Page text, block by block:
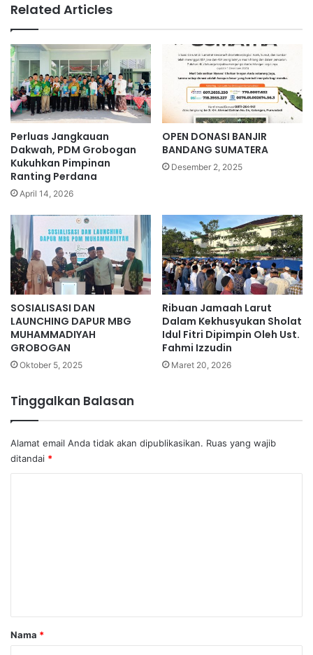
Related Articles
Perluas Jangkauan
Dakwah, PDM Grobogan
Kukuhkan Pimpinan
Ranting Perdana
April 14, 2026
OPEN DONASI BANJIR
BANDANG SUMATERA
Desember 2, 2025
SOSIALISASI DAN
LAUNCHING DAPUR MBG
MUHAMMADIYAH
GROBOGAN
Oktober 5, 2025
Ribuan Jamaah Larut
Dalam Kekhusyukan Sholat
Idul Fitri Dipimpin Oleh Ust.
Fahmi Izzudin
Maret 20, 2026
Tinggalkan Balasan
Alamat email Anda tidak akan dipublikasikan. Ruas yang wajib
ditandai *
rNama *